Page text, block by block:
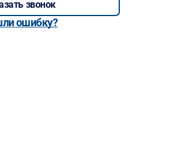
звонок
ошибку?